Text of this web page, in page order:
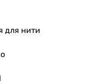
для нити